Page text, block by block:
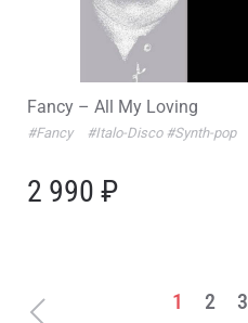
Fancy – All My Loving
#Fancy #Italo-Disco #Synth-pop
2 990 ₽
1 2 3